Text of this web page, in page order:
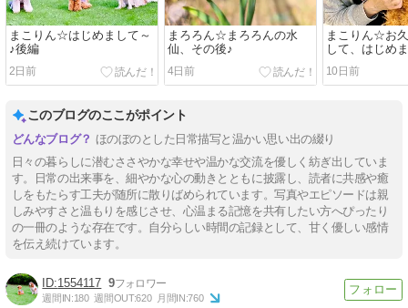
まこりん☆はじめまして～
♪後編
2日前
まろろん☆まろろんの水
仙、その後♪
4日前
まこりん☆お
して、はじめ
10日前
このブログのここがポイント
ほのぼのとした日常描写と温かい思い出の綴り
日々の暮らしに潜むささやかな幸せや温かな交流を優しく紡ぎ出していま
す。日常の出来事を、細やかな心の動きとともに披露し、読者に共感や癒
しをもたらす工夫が随所に散りばめられています。写真やエピソードは親
しみやすさと温もりを感じさせ、心温まる記憶を共有したい方へぴったり
の一冊のような存在です。自分らしい時間の記録として、甘く優しい感情
を伝え続けています。
1554117 9
週間IN:180 週間OUT:620 月間IN:760